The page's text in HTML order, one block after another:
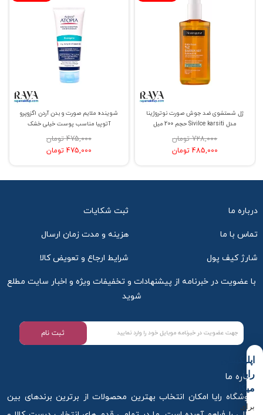
شوینده ملایم صورت و بدن آردن اگزوپرو
آتوپیا مناسب پوست خیلی خشک
475,000 تومان
475,000 تومان
ژل شستشوی ضد جوش صورت نوتروژینا
مدل Sivilce karsiti حجم 200 میل
728,000 تومان
485,000 تومان
درباره ما ثبت شکایات
تماس با ما هزینه و مدت زمان ارسال
شارژ کیف پول شرایط ارجاع و تعویض کالا
با عضویت در خبرنامه از پیشنهادات و تخفیفات ویژه و اخبار سایت مطلع
شوید
ثبت نام
درباره ما
فروشگاه رایا امکان انتخاب بهترین محصولات از برترین برندهای بین
اپلیکیشن
رایا
میکاپ
برای